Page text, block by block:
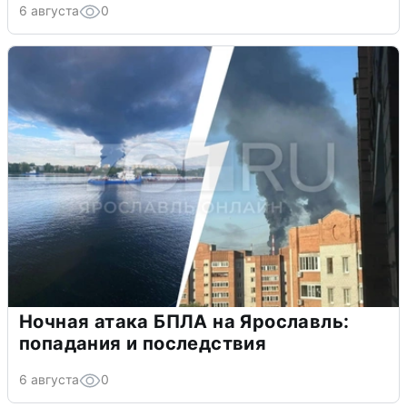
6 августа 0
Ночная атака БПЛА на Ярославль:
попадания и последствия
6 августа 0